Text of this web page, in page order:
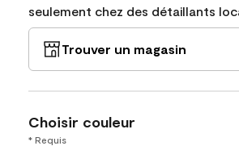
seulement chez des détaillants
Trouver un magasin
Choisir couleur
* Requis